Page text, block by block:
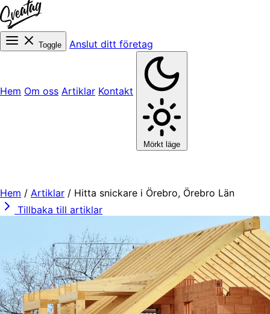
Toggle Anslut ditt företag
Hem Om oss Artiklar Kontakt
Mörkt läge
Hem / Artiklar / Hitta snickare i Örebro, Örebro Län
Tillbaka till artiklar